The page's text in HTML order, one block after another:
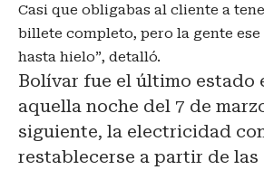
Casi que obligabas al cliente a
billete completo, pero la gente
hasta hielo”, detalló.
Bolívar fue el último estado
aquella noche del 7 de
siguiente, la electricidad
restablecerse a partir de las